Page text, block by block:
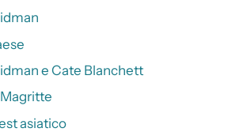
e Cate Blanchett
asiatico